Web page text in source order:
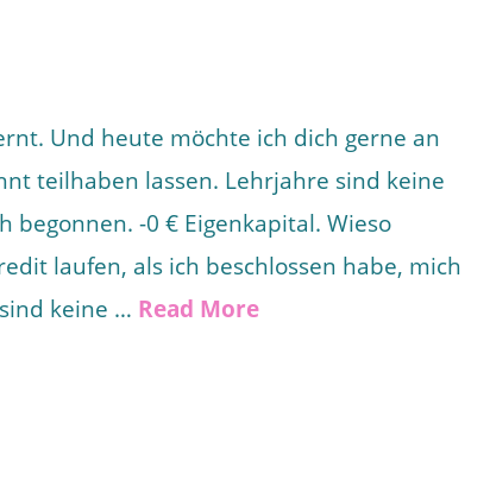
Und heute möchte ich dich gerne an
teilhaben lassen. Lehrjahre sind keine
begonnen. -0 € Eigenkapital. Wieso
laufen, als ich beschlossen habe, mich
keine … Read More